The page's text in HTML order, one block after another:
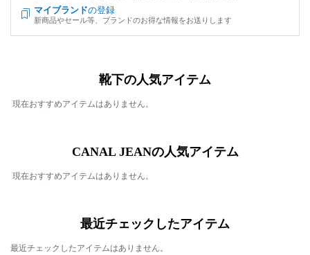
マイブランドの登録
新商品やセール等、ブランドのお得な情報をお送りします
靴下の人気アイテム
現在おすすめアイテムはありません。
CANAL JEANの人気アイテム
現在おすすめアイテムはありません。
最近チェックしたアイテム
最近チェックしたアイテムはありません。